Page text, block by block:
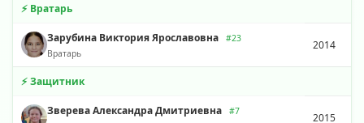
⚡ Вратарь
Зарубина Виктория Ярославовна
#23
Вратарь
2014
⚡ Защитник
Зверева Александра Дмитриевна
#7
2015